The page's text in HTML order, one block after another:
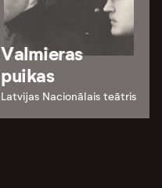
Valmieras
puikas
Latvijas Nacionālais teātris